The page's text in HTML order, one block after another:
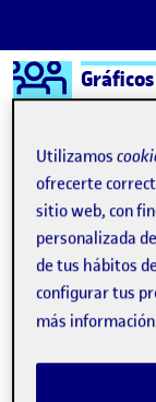
Saltar al contenido
Logo
Semestre 20221 -
Fèlix
Sin
Publicado
Fèlix
Utilizamos
ofrecerte
sitio web, con
personalizada
de tus hábitos
configurar tus
más